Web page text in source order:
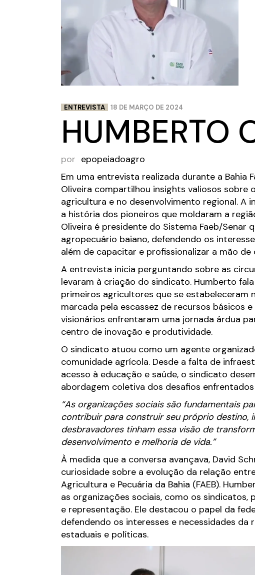
ENTREVISTA 18 DE MARÇO DE 2024
HUMBERTO
por epopeiadoagro
Em uma entrevista realizada durante a Bahia
Oliveira compartilhou insights valiosos sobre
agricultura e no desenvolvimento regional. A
a história dos pioneiros que moldaram a
Oliveira é presidente do Sistema Faeb/
agropecuário baiano, defendendo os
além de capacitar e profissionalizar a mão de
A entrevista inicia perguntando sobre as
levaram à criação do sindicato. Humberto
primeiros agricultores que se estabeleceram
marcada pela escassez de recursos básicos
visionários enfrentaram uma jornada árdua
centro de inovação e produtividade.
O sindicato atuou como um agente
comunidade agrícola. Desde a falta de
acesso à educação e saúde, o sindicato
abordagem coletiva dos desafios
“As organizações sociais são fundamentais
contribuir para construir seu próprio destino,
desbravadores tinham essa visão de
desenvolvimento e melhoria de vida.”
À medida que a conversa avançava, David
curiosidade sobre a evolução da relação
Agricultura e Pecuária da Bahia (FAEB).
as organizações sociais, como os sindicatos,
e representação. Ele destacou o papel da
defendendo os interesses e necessidades
estaduais e políticas.